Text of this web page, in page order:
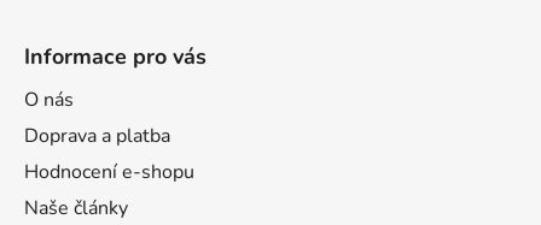
Informace pro vás
O nás
Doprava a platba
Hodnocení e-shopu
Naše články